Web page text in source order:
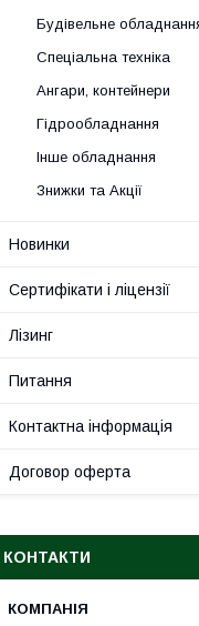
Будівельне
Спеціальна техніка
Ангари, контейнери
Гідрообладнання
Інше обладнання
Знижки та Акції
Новинки
Сертифікати і ліцензії
Лізинг
Питання
Контактна інформація
Договор оферта
КОНТАКТИ